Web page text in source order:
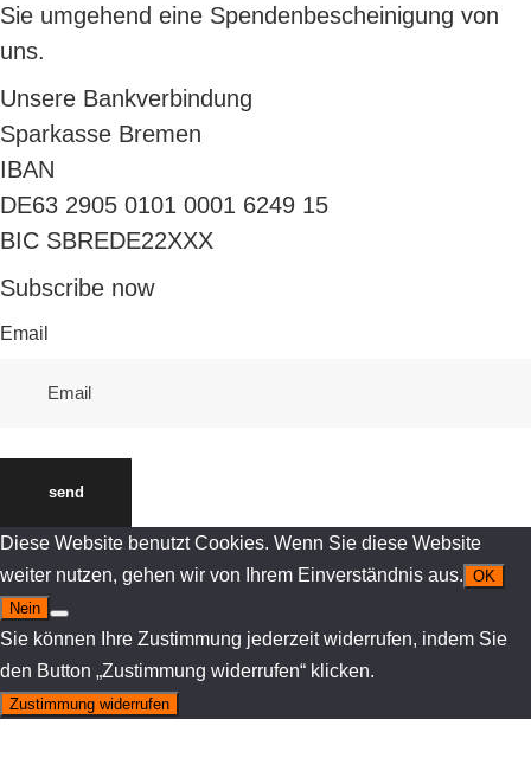
Sie umgehend eine Spendenbescheinigung von
uns.
Unsere Bankverbindung
Sparkasse Bremen
IBAN
DE63 2905 0101 0001 6249 15
BIC SBREDE22XXX
Subscribe now
Email
send
Diese Website benutzt Cookies. Wenn Sie diese Website
weiter nutzen, gehen wir von Ihrem Einverständnis aus. OK
Nein
Sie können Ihre Zustimmung jederzeit widerrufen, indem Sie
den Button „Zustimmung widerrufen“ klicken.
Zustimmung widerrufen